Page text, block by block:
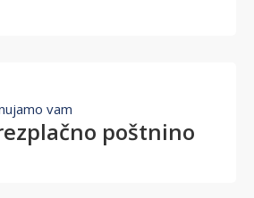
vam
poštnino